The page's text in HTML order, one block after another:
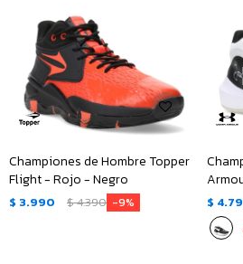
Championes de Hombre Topper
Flight - Rojo - Negro
$ 3.990 $4.390 9 $